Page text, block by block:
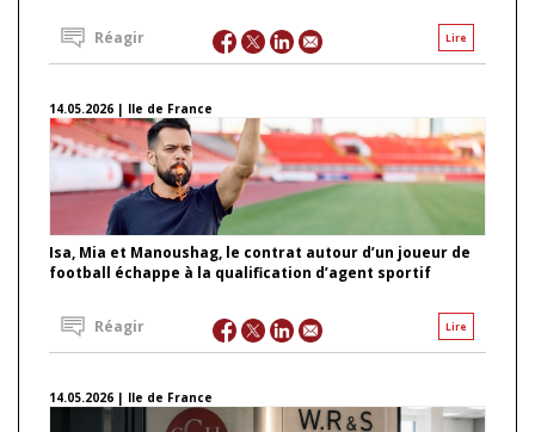
Lire
Réagir
14.05.2026 | Ile de France
Isa, Mia et Manoushag, le contrat autour d’un joueur de
football échappe à la qualification d’agent sportif
Lire
Réagir
14.05.2026 | Ile de France